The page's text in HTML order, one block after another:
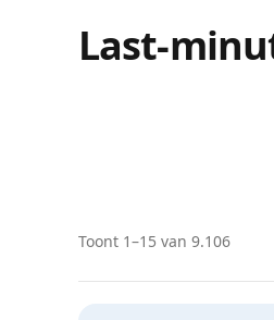
Last-
Toont 1–15 van 9.106